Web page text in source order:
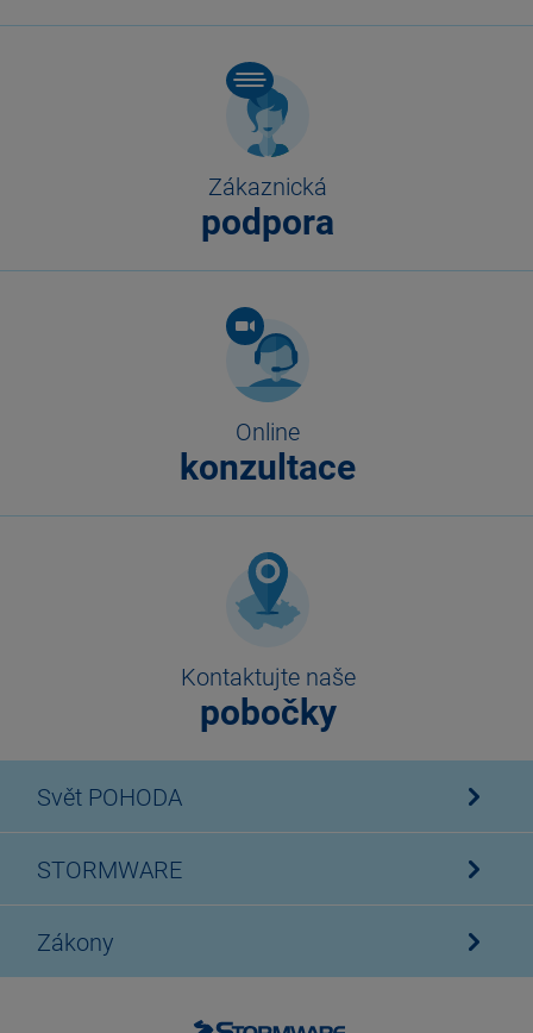
Zákaznická
podpora
Online
konzultace
Kontaktujte naše
pobočky
Svět POHODA
STORMWARE
Zákony